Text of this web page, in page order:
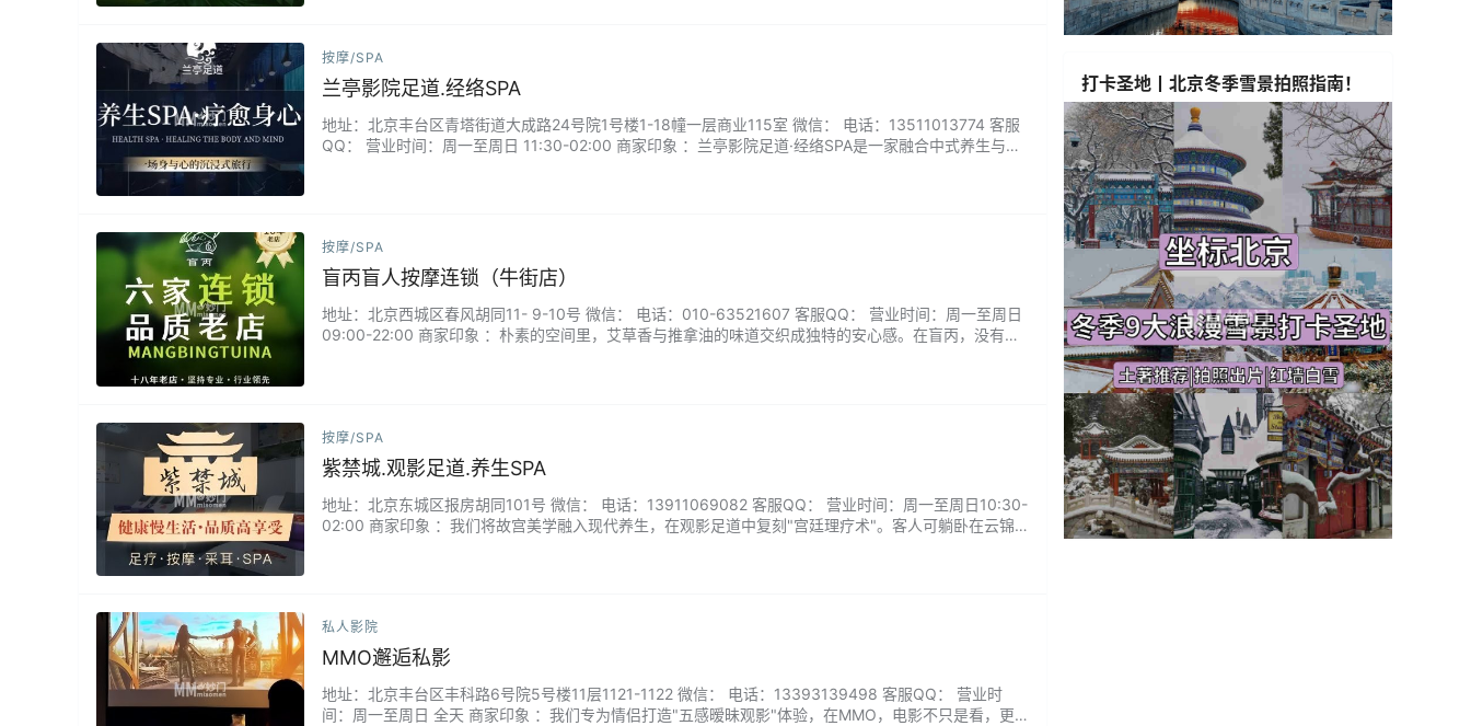
按摩/SPA
兰亭影院足道.经络SPA
地址：北京丰台区青塔街道大成路24号院1号楼1-18幢一层商业115室 微信： 电话：13511013774 客服
QQ： 营业时间：周一至周日 11:30-02:00 商家印象 ：兰亭影院足道·经络SPA是一家融合中式养生与现
按摩/SPA
盲丙盲人按摩连锁（牛街店）
地址：北京西城区春风胡同11- 9-10号 微信： 电话：010-63521607 客服QQ： 营业时间：周一至周日
09:00-22:00 商家印象 ：朴素的空间里，艾草香与推拿油的味道交织成独特的安心感。在盲丙，没有花
按摩/SPA
紫禁城.观影足道.养生SPA
地址：北京东城区报房胡同101号 微信： 电话：13911069082 客服QQ： 营业时间：周一至周日10:30-
02:00 商家印象 ：我们将故宫美学融入现代养生，在观影足道中复刻"宫廷理疗术"。客人可躺卧在云锦
私人影院
MMO邂逅私影
地址：北京丰台区丰科路6号院5号楼11层1121-1122 微信： 电话：13393139498 客服QQ： 营业时
间：周一至周日 全天 商家印象 ：我们专为情侣打造"五感暧昧观影"体验，在MMO，电影不只是看，更
打卡圣地丨北京冬季雪景拍照指南！